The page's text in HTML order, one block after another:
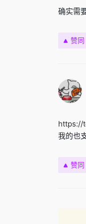
确实需
赞同
https://
我的也
赞同